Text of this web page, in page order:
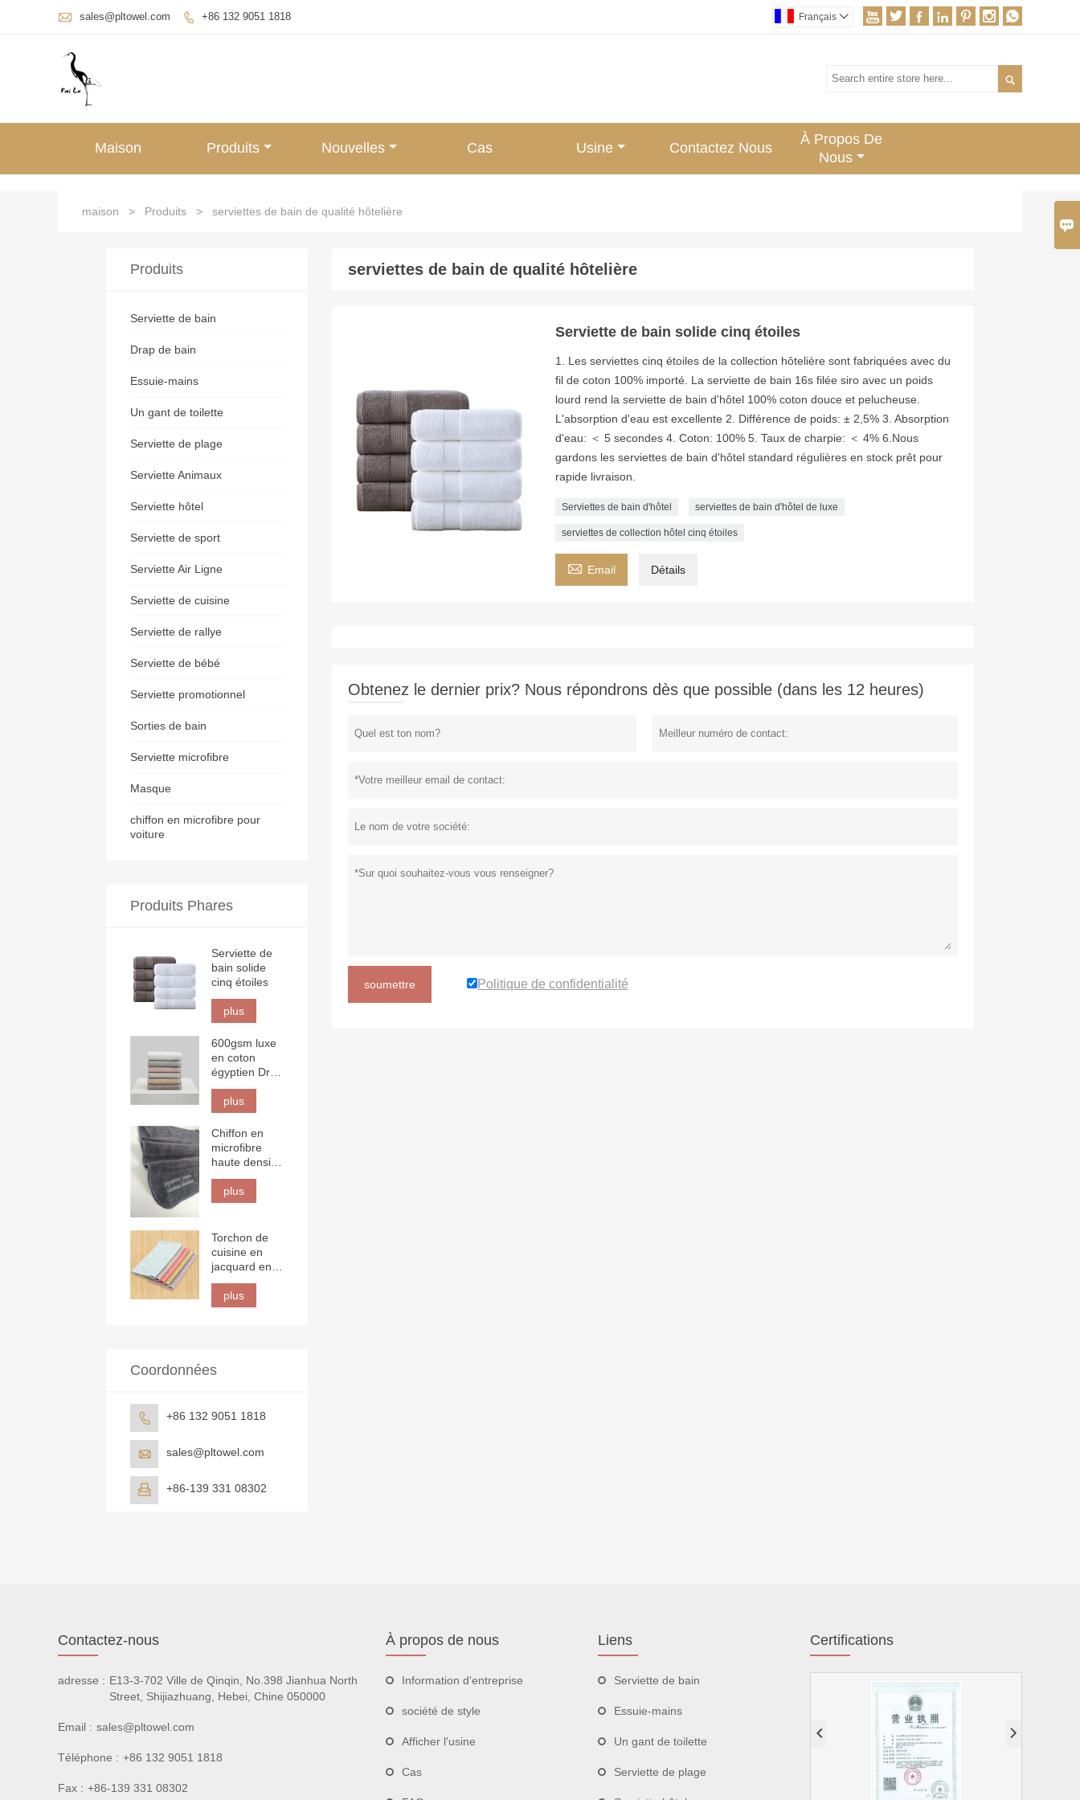

 sales@pltowel.com  +86 132 9051 1818       
Français 

Maison Produits Nouvelles Cas Usine Contactez Nous
À Propos De
Nous
maison > Produits > serviettes de bain de qualité hôtelière
serviettes de bain de qualité hôtelière
Serviette de bain solide cinq étoiles
1. Les serviettes cinq étoiles de la collection hôtelière sont fabriquées avec du
fil de coton 100% importé. La serviette de bain 16s filée siro avec un poids
lourd rend la serviette de bain d'hôtel 100% coton douce et pelucheuse.
L'absorption d'eau est excellente 2. Différence de poids: ± 2,5% 3. Absorption
d'eau: ＜ 5 secondes 4. Coton: 100% 5. Taux de charpie: ＜ 4% 6.Nous
gardons les serviettes de bain d'hôtel standard régulières en stock prêt pour
rapide livraison.
Serviettes de bain d'hôtel serviettes de bain d'hôtel de luxe
serviettes de collection hôtel cinq étoiles
 Email Détails
Obtenez le dernier prix? Nous répondrons dès que possible (dans les 12 heures)
soumettre Politique de confidentialité
Produits
Serviette de bain
Drap de bain
Essuie-mains
Un gant de toilette
Serviette de plage
Serviette Animaux
Serviette hôtel
Serviette de sport
Serviette Air Ligne
Serviette de cuisine
Serviette de rallye
Serviette de bébé
Serviette promotionnel
Sorties de bain
Serviette microfibre
Masque
chiffon en microfibre pour
voiture
Produits Phares
Serviette de
bain solide
cinq étoiles
plus
600gsm luxe
en coton
égyptien Drap
de bain
plus
Chiffon en
microfibre
haute densité
mélange
80/20 avec
logo 3D
plus
Torchon de
cuisine en
jacquard en
nanofibre
plus
Coordonnées
 +86 132 9051 1818
 sales@pltowel.com
 +86-139 331 08302
Contactez-nous
adresse : E13-3-702 Ville de Qinqin, No.398 Jianhua North
Street, Shijiazhuang, Hebei, Chine 050000
Email : sales@pltowel.com
Téléphone : +86 132 9051 1818
Fax : +86-139 331 08302
À propos de nous
Information d'entreprise
société de style
Afficher l'usine
Cas
Liens
Serviette de bain
Essuie-mains
Un gant de toilette
Serviette de plage
Certifications